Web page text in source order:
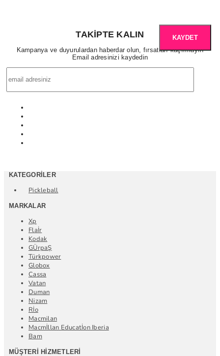
TAKIPTE KALIN
Kampanya ve duyurulardan haberdar olun, fırsatları kaçırmayın
Email adresinizi kaydedin
KAYDET
KATEGORILER
Pickleball
MARKALAR
Xp
Flaİr
Kodak
GÜrpaŞ
Türkpower
Globox
Cassa
Vatan
Duman
Nizam
Rİo
Macmilan
Macmİllan Educatİon Iberia
Bam
MÜŞTERI HIZMETLERI